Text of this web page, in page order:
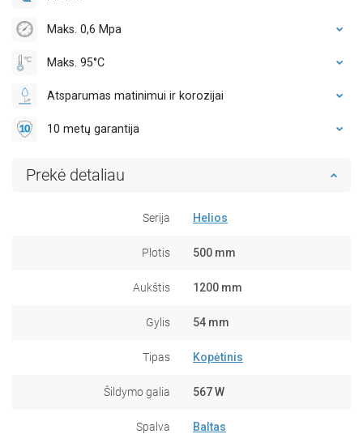
Maks. 0,6 Mpa
Maks. 95°C
Atsparumas matinimui ir korozijai
10 metų garantija
Prekė detaliau
Serija Helios
Plotis 500 mm
Aukštis 1200 mm
Gylis 54 mm
Tipas Kopėtinis
Šildymo galia 567 W
Spalva Baltas